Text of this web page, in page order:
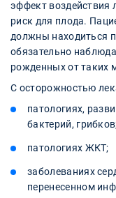
эффект воздействия
риск для плода.
должны находиться
обязательно
рожденных от таких
С осторожностью
патологиях,
бактерий,
патологиях ЖКТ;
заболеваниях
перенесенном